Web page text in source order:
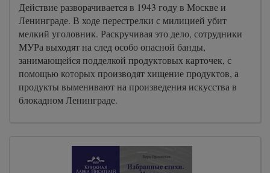
Действие разворачивается в 1943 году в Москве и
Ленинграде. В ходе перестрелки с милицией убит
мелкий уголовник. Раскручивая это дело, сотрудники
МУРа выходят на след особо опасной банды,
занимающейся подделкой продуктовых карточек, с
помощью которых производят хищение продуктов, а
продукты выменивают на произведения искусства в
блокадном Ленинграде.